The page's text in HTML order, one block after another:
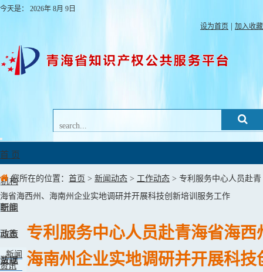
今天是： 2026年 8月 9日
设为首页 加入收藏
Toggle
navigation
首 页
机构
职能
新闻
动态
新闻
资讯
政策
法规
数据
您所在的位置： 首页 > 新闻动态 > 工作动态 > 专利服务中心人员赴青
海省海西州、海南州企业实地调研并开展科技创新培训服务工作
专利服务中心人员赴青海省海西
海南州企业实地调研并开展科技